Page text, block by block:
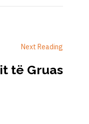
Next Reading
të Gruas